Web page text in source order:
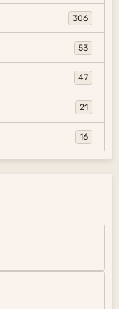
306
53
47
21
16